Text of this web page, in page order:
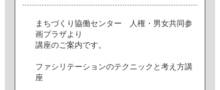
ま ちづく り 協働センター 人 権 ・ 男女共同参
画プラザよ り
講座のご案内です。
フ ァシ リ テーシ ョ ンのテク ニ ッ ク と考え 方講
座